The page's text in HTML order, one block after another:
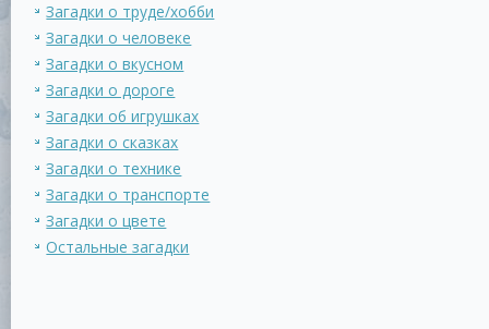
Загадки о труде/хобби
Загадки о человеке
Загадки о вкусном
Загадки о дороге
Загадки об игрушках
Загадки о сказках
Загадки о технике
Загадки о транспорте
Загадки о цвете
Остальные загадки